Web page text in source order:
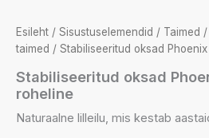
Esileht / Sisustuselemendid / Taimed /
taimed / Stabiliseeritud oksad
Stabiliseeritud oksad
roheline
Naturaalne lilleilu, mis kestab